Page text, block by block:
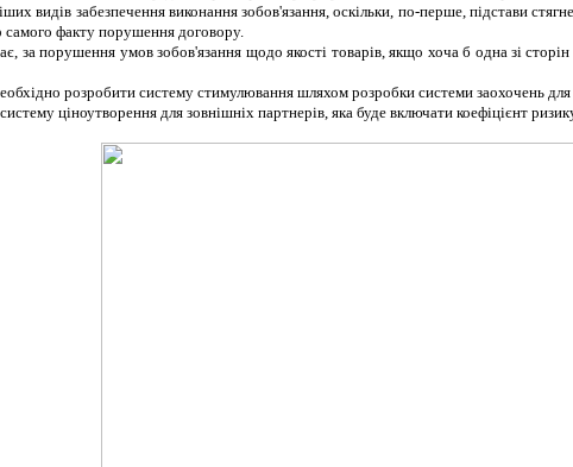
видів забезпечення виконання зобов'язання, оскільки, по-перше, підстави
самого факту порушення договору.
за порушення умов зобов'язання щодо якості товарів, якщо хоча б одна зі
розробити систему стимулювання шляхом розробки системи заохочень для
ціноутворення для зовнішніх партнерів, яка буде включати коефіцієнт